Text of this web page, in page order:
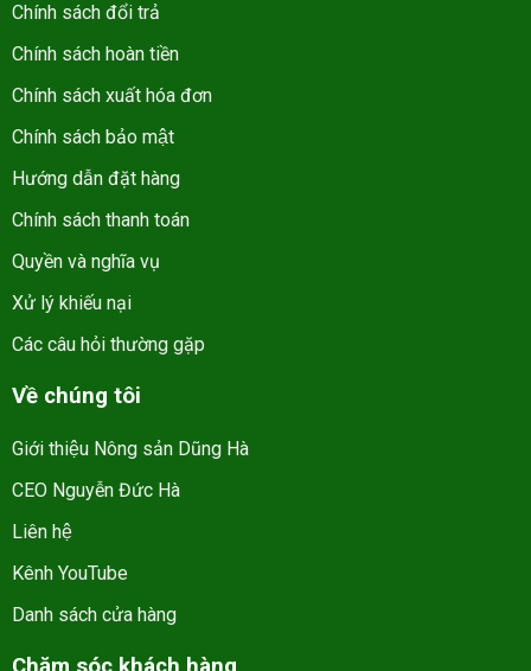
Chính sách đổi trả
Chính sách hoàn tiền
Chính sách xuất hóa đơn
Chính sách bảo mật
Hướng dẫn đặt hàng
Chính sách thanh toán
Quyền và nghĩa vụ
Xử lý khiếu nại
Các câu hỏi thường gặp
Về chúng tôi
Giới thiệu Nông sản Dũng Hà
CEO Nguyễn Đức Hà
Liên hệ
Kênh YouTube
Danh sách cửa hàng